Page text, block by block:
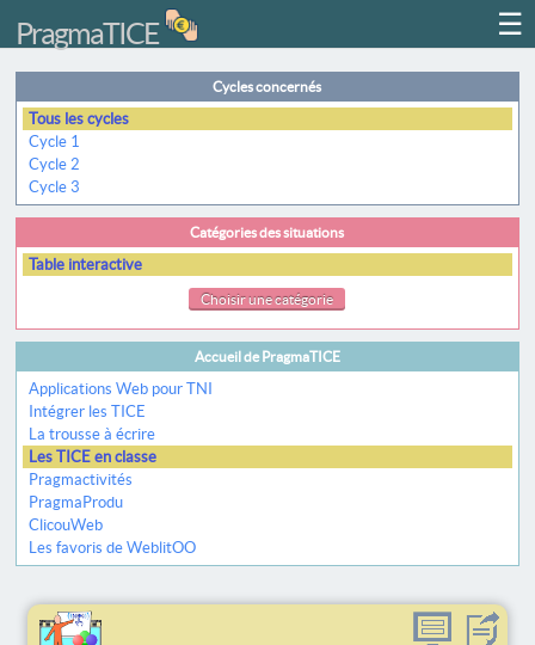
PragmaTICE
Cycles concernés
Tous les cycles
Cycle 1
Cycle 2
Cycle 3
Catégories des situations
Table interactive
Choisir une catégorie
Accueil de PragmaTICE
Applications Web pour TNI
Intégrer les TICE
La trousse à écrire
Les TICE en classe
Pragmactivités
PragmaProdu
ClicouWeb
Les favoris de WeblitOO
☰